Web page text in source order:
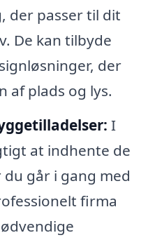
der passer til dit
De kan tilbyde
der
af plads og lys.
I
at indhente de
går i gang med
firma